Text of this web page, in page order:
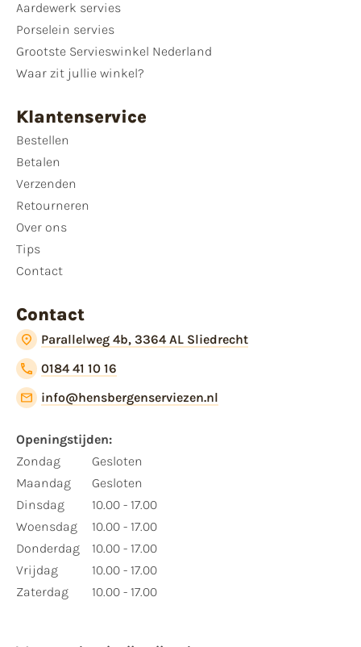
Aardewerk servies
Porselein servies
Grootste Servieswinkel Nederland
Waar zit jullie winkel?
Klantenservice
Bestellen
Betalen
Verzenden
Retourneren
Over ons
Tips
Contact
Contact
Parallelweg 4b, 3364 AL Sliedrecht
0184 41 10 16
info@hensbergenserviezen.nl
Openingstijden:
Zondag
Maandag
Dinsdag
Woensdag
Donderdag
Vrijdag
Zaterdag
Gesloten
Gesloten
10.00 - 17.00
10.00 - 17.00
10.00 - 17.00
10.00 - 17.00
10.00 - 17.00